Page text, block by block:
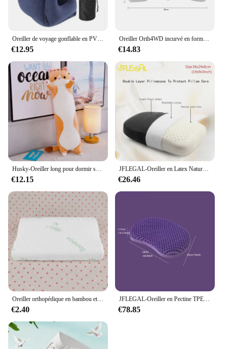
€12.95
Oreiller Orth4WD incurvé en forme de U pour mémoire de sommeil, oreiller à main en mousse creuse, produits d'oreiller cervical, traverses latérales de voyage
€14.83
€12.15
JFLEGAL-Oreiller en Latex Naturel, en Caoutchouc, Inodore, Coussin de Cou, de Bureau, pour le Sommeil, ne Collimature pas
€26.46
€2.40
JFLEGAL-Oreiller en Pectine TPE sans pression, technologie noire, haute élasticité, maille lavable, ventre de chat, oreiller pour le corps
€78.85